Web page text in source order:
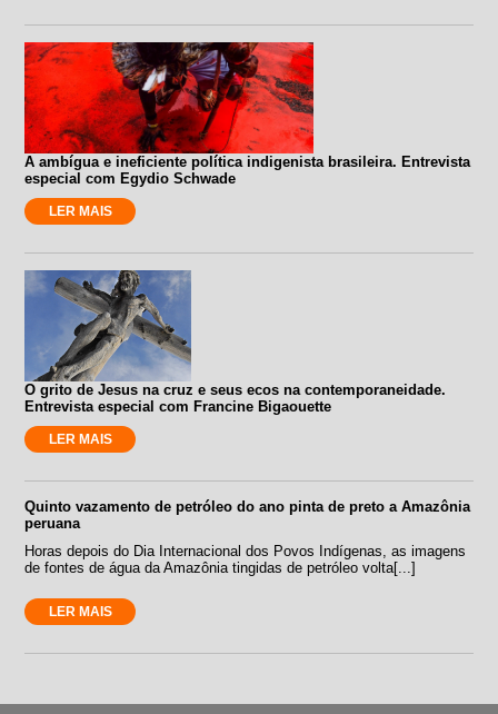
A ambígua e ineficiente política indigenista brasileira. Entrevista
especial com Egydio Schwade
LER MAIS
O grito de Jesus na cruz e seus ecos na contemporaneidade.
Entrevista especial com Francine Bigaouette
LER MAIS
Quinto vazamento de petróleo do ano pinta de preto a Amazônia
peruana
Horas depois do Dia Internacional dos Povos Indígenas, as imagens
de fontes de água da Amazônia tingidas de petróleo volta[...]
LER MAIS